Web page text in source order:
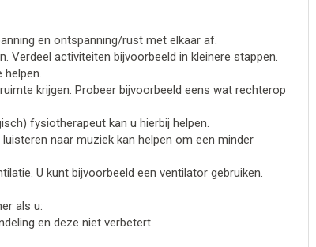
en ontspanning/rust met elkaar af.
Verdeel activiteiten bijvoorbeeld in kleinere stappen.
helpen.
krijgen. Probeer bijvoorbeeld eens wat rechterop
fysiotherapeut kan u hierbij helpen.
naar muziek kan helpen om een minder
U kunt bijvoorbeeld een ventilator gebruiken.
als u:
en deze niet verbetert.